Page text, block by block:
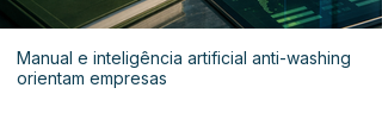
Manual e inteligência artificial anti-washing
orientam empresas